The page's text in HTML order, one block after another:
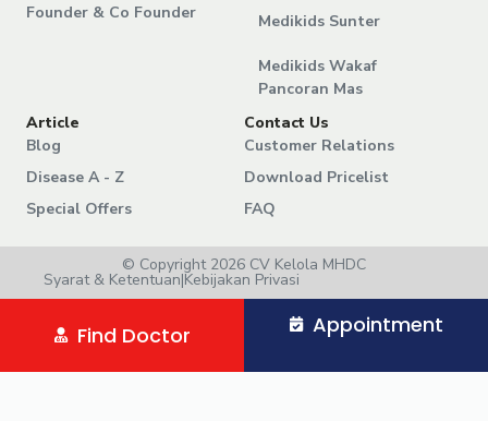
Founder & Co Founder
Medikids Sunter
Medikids Wakaf
Pancoran Mas
Article
Blog
Disease A - Z
Special Offers
Contact Us
Customer Relations
Download Pricelist
FAQ
© Copyright 2026 CV Kelola MHDC
Syarat & Ketentuan|Kebijakan Privasi
Find Doctor Appointment